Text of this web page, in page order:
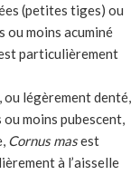
(petites tiges) ou
ou moins acuminé
particulièrement
ou légèrement denté,
moins pubescent,
Cornus masest
à l’aisselle